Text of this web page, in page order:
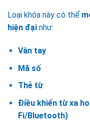
Loại khóa này có thể
hiện đại như:
Vân tay
Mã số
Thẻ từ
Điều khiển từ xa
Fi/Bluetooth)